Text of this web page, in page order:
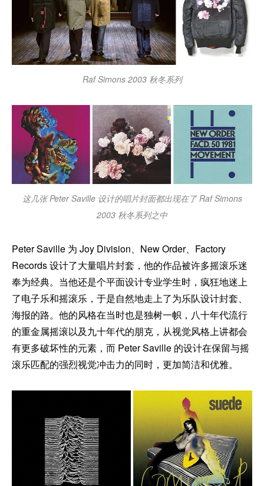
Raf Simons 2003 秋冬系列
这几张 Peter Saville 设计的唱片封面都出现在了 Raf Simons
2003 秋冬系列之中
Peter Saville 为 Joy Division、New Order、Factory
Records 设计了大量唱片封套，他的作品被许多摇滚乐迷
奉为经典。当他还是个平面设计专业学生时，疯狂地迷上
了电子乐和摇滚乐，于是自然地走上了为乐队设计封套、
海报的路。他的风格在当时也是独树一帜，八十年代流行
的重金属摇滚以及九十年代的朋克，从视觉风格上讲都会
有更多破坏性的元素，而 Peter Saville 的设计在保留与摇
滚乐匹配的强烈视觉冲击力的同时，更加简洁和优雅。